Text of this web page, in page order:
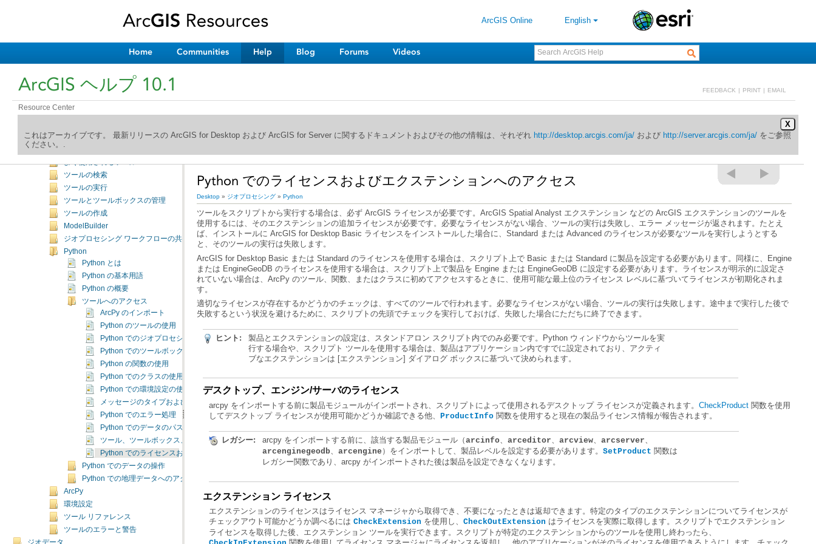
ArcGIS Online English
Home Communities Help Blog Forums Videos
ArcGIS ヘルプ 10.1 FEEDBACK | PRINT | EMAIL
Resource Center
X
これはアーカイブです。 最新リリースの ArcGIS for Desktop および ArcGIS for Server に関するドキュメントおよびその他の情報は、それぞれ http://desktop.arcgis.com/ja/および http://server.arcgis.com/ja/
ください。.
ArcGIS ヘルプ ライブラリへようこそ
新機能
Desktop
マッピング
ジオプロセシング
はじめに
ツールの検索
ツールの実行
ツールとツールボックスの管理
ツールの作成
ModelBuilder
ジオプロセシング ワークフローの共有
Python
Python とは
Python の基本用語
Python の概要
ツールへのアクセス
ArcPy のインポート
Python のツールの使用
Python でのジオプロセシング サービスの使用
Python でのツールボックスの追加
Python の関数の使用
Python でのクラスの使用
Python での環境設定の使用
メッセージのタイプおよび重要度の概要
Python でのエラー処理
Python でのデータのパスの設定
ツール、ツールボックス、および環境設定のリスト作成
Python でのライセンスおよびエクステンションへのアクセス
Python でのデータの操作
Python での地理データへのアクセス
ArcPy
環境設定
ツール リファレンス
ツールのエラーと警告
ジオデータ
Python でのライセンスおよびエクステンションへのアクセス
Desktop » ジオプロセシング » Python
ツールをスクリプトから実行する場合は、必ず ArcGIS ライセンスが必要です。 ArcGIS Spatial Analyst エクステンション
ば、インストールに ArcGIS for Desktop Basic ライセンスをインストールした場合に、 Standard または Advanced
と、そのツールの実行は失敗します。
ArcGIS for Desktop Basic または Standard のライセンスを使用する場合は、スクリプト上で Basic または Standard
す。
失敗するという状況を避けるために、スクリプトの先頭でチェックを実行しておけば、失敗した場合にただちに終了できます。
ヒント:
ブなエクステンションは [エクステンション] ダイアログ ボックスに基づいて決められます。
デスクトップ、エンジン/サーバのライセンス
arcpy をインポートする前に製品モジュールがインポートされ、スクリプトによって使用されるデスクトップ ライセンスが定義されます。 CheckProduct
してデスクトップ ライセンスが使用可能かどうか確認できる他、
ProductInfo 関数を使用すると現在の製品ライセンス情報が報告されます。
レガシー: arcpy をインポートする前に、該当する製品モジュール（arcinfo、arceditor、arcview、arcserver、
arcenginegeodb、arcengine ）をインポートして、製品レベルを設定する必要があります。SetProduct
レガシー関数であり、arcpy がインポートされた後は製品を設定できなくなります。
エクステンション ライセンス
チェックアウト可能かどうか調べるには CheckExtension を使用し、 CheckOutExtension
ライセンスを取得した後、エクステンション ツールを実行できます。スクリプトが特定のエクステンションからのツールを使用し終わったら、